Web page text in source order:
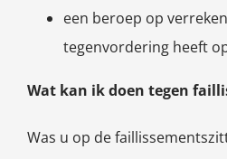
een beroep op
tegenvordering heeft
Wat kan ik doen tegen
Was u op de